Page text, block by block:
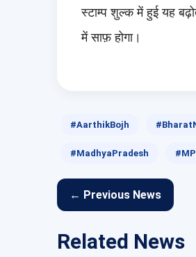
स्टाम्प शुल्क में हुई यह
में साफ़ होगा।
#AarthikBojh
#MadhyaPradesh
← Previous News
Related News